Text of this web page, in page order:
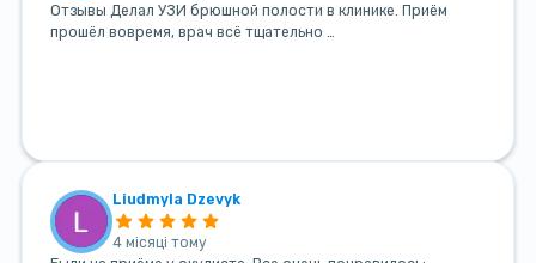
Отзывы Делал УЗИ брюшной полости в клинике. Приём
прошёл вовремя, врач всё тщательно …
Liudmyla Dzevyk
4 місяці тому